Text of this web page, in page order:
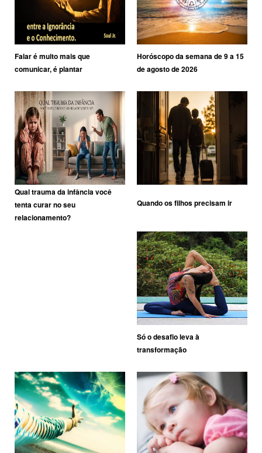
Falar é muito mais que
comunicar, é plantar
Horóscopo da semana de 9 a 15
de agosto de 2026
Qual trauma da infância você
tenta curar no seu
relacionamento?
Quando os filhos precisam ir
Só o desafio leva à
transformação